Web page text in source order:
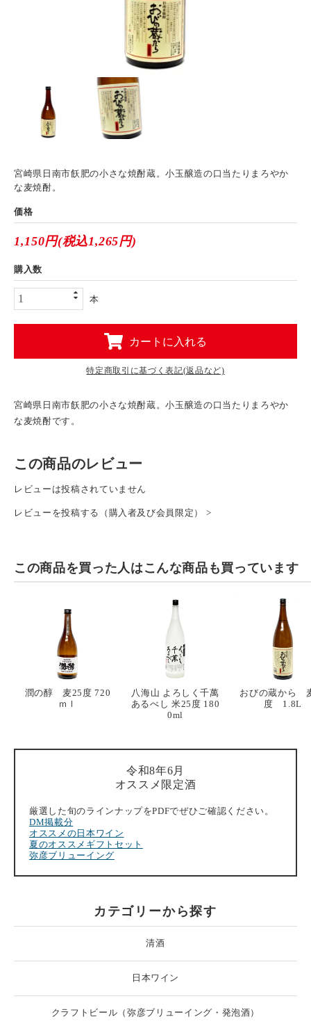
宮崎県日南市飫肥の小さな焼酎蔵。小玉醸造の口当たりまろやか
な麦焼酎。
価格
1,150円(税込1,265円)
購入数
本
カートに入れる
特定商取引に基づく表記(返品など)
宮崎県日南市飫肥の小さな焼酎蔵。小玉醸造の口当たりまろやか
な麦焼酎です。
この商品のレビュー
レビューは投稿されていません
レビューを投稿する（購入者及び会員限定） >
この商品を買った人は こんな商品も買っています
潤の醇 麦25度 720
ｍｌ
八海山 よろしく千萬
あるべし 米25度 180
0ml
おびの蔵から
度 1.8L
令和8年6月
オススメ限定酒
厳選した旬のラインナップをPDFでぜひご確認ください。
DM掲載分
オススメの日本ワイン
夏のオススメギフトセット
弥彦ブリューイング
カテゴリーから探す
清酒
日本ワイン
クラフトビール（弥彦ブリューイング・発泡酒）